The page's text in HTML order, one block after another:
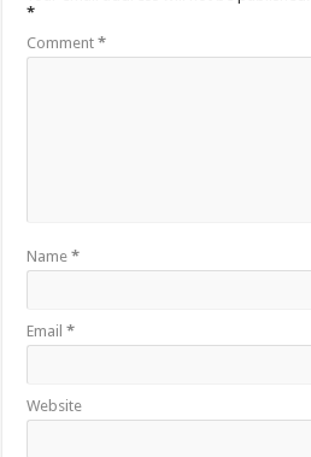
*
Comment*
Name*
Email*
Website